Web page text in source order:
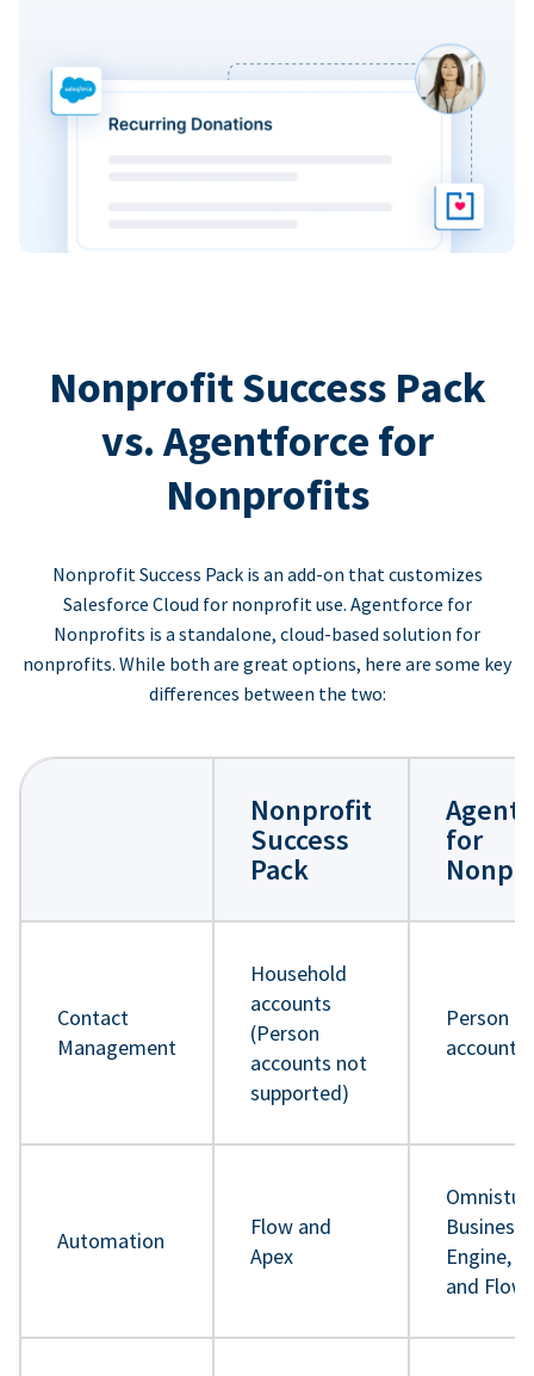
Nonprofit Success Pack
vs. Agentforce for
Nonprofits
Nonprofit Success Pack is an add-on that customizes
Salesforce Cloud for nonprofit use. Agentforce for
Nonprofits is a standalone, cloud-based solution for
nonprofits. While both are great options, here are some key
differences between the two:
Nonprofit
Success
Pack
for
Contact
Management
Household
accounts
(Person
accounts not
supported)
Person
accounts
Automation
Flow and
Apex
Business
Engine,
and Flow